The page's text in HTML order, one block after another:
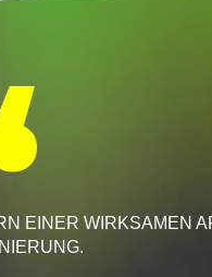
EINER WIRKSAMEN